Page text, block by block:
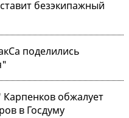
безэкипажный
поделились
обжалует
в Госдуму